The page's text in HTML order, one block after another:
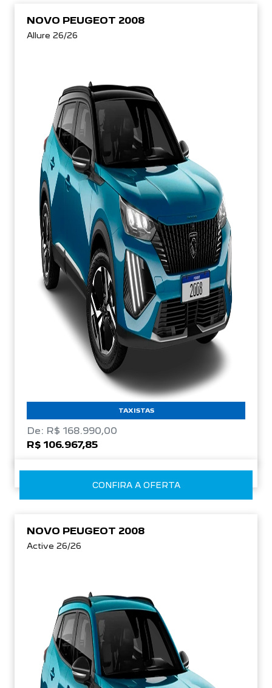
NOVO PEUGEOT 2008
Allure 26/26
TAXISTAS
De: R$ 168.990,00
R$ 106.967,85
CONFIRA A OFERTA
NOVO PEUGEOT 2008
Active 26/26